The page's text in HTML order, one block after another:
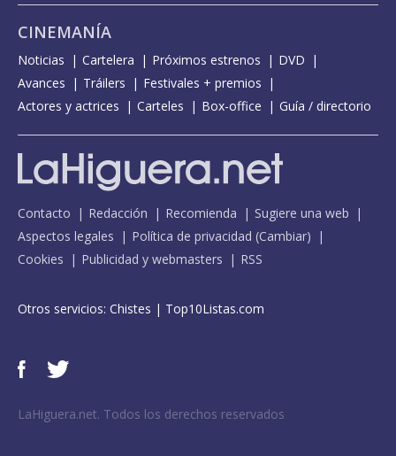
CINEMANÍA
Noticias Cartelera Próximos estrenos
DVD
Avances
Tráilers
Festivales + premios
Actores y actrices
Carteles Box-office Guía / directorio
Contacto Redacción Recomienda
Sugiere una web
Aspectos legales
Política de privacidad (Cambiar)
Cookies
Publicidad y webmasters RSS
Otros servicios: Chistes | Top10Listas.com
LaHiguera.net. Todos los derechos reservados